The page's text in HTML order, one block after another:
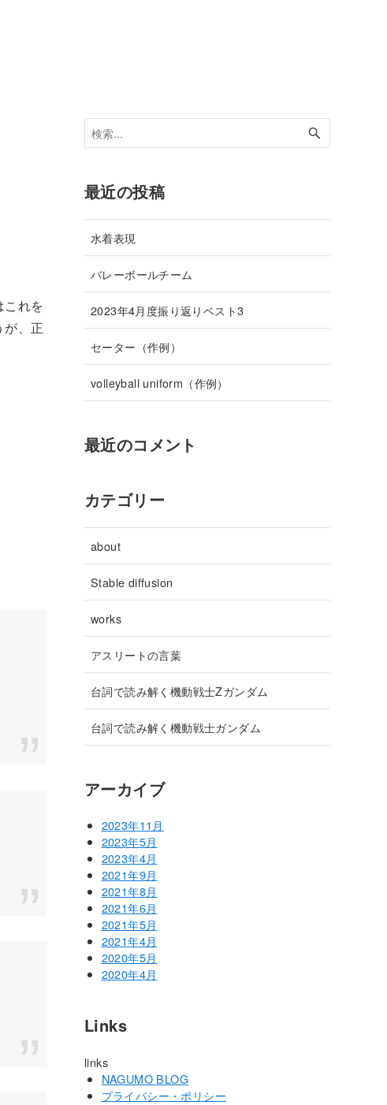
これを
が、正
最近の投稿
水着表現
バレーボールチーム
2023年4月度振り返りベスト3
セーター（作例）
volleyball uniform（作例）
最近のコメント
カテゴリー
about
Stable diffusion
works
アスリートの言葉
台詞で読み解く機動戦士Zガンダム
台詞で読み解く機動戦士ガンダム
アーカイブ
2023年11月
2023年5月
2023年4月
2021年9月
2021年8月
2021年6月
2021年5月
2021年4月
2020年5月
2020年4月
Links
links
NAGUMO BLOG
プライバシー・ポリシー